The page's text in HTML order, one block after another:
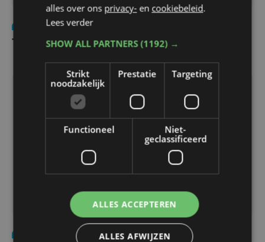
Cultuur zo 6 maart 2016
Theater Antigone wordt 60
ma 22 februari 2016
alles over ons privacy- en cookiebeleid.
Lees verder
SHOW ALL PARTNERS(1192) →
Strikt
noodzakelijk
Prestatie Targeting
Functioneel
Niet-
geclassificeerd
ALLES ACCEPTEREN
ALLES AFWIJZEN